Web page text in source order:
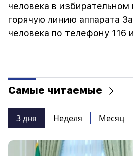
человека в
горячую линию аппарата
человека по телефону 116
Самые читаемые
3 дня Неделя Месяц